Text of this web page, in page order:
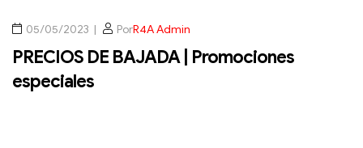
05/05/2023 PorR4A Admin
PRECIOS DE BAJADA | Promociones
especiales